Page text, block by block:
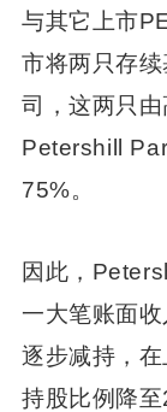
与其它上市
市将两只存
司，这两只
Petershill
75%。
因此，
一大笔账面
逐步减持，
持股比例降